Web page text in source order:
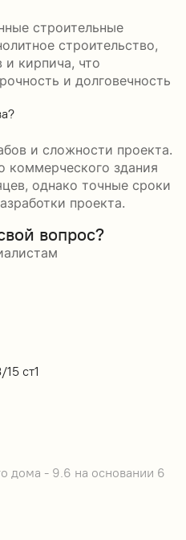
строительные
строительство,
и кирпича, что
и долговечность
и сложности проекта.
коммерческого здания
однако точные сроки
проекта.
вопрос?
ст1
дома - 9.6 на основании 6